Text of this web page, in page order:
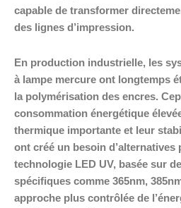
capable de transformer
des lignes d’impression.
En production industrielle, les
à lampe mercure ont longtemps
la polymérisation des encres.
consommation énergétique
thermique importante et leur
ont créé un besoin d’alternatives
technologie LED UV, basée sur
spécifiques comme 365nm,
approche plus contrôlée de